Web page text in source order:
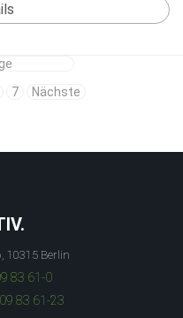
7 Nächste
10315 Berlin
83 61-0
83 61-23